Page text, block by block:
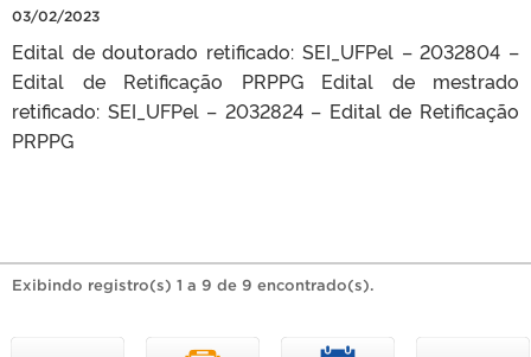
03/02/2023
Edital de doutorado retificado: SEI_UFPel – 2032804 –
Edital de Retificação PRPPG Edital de mestrado
retificado: SEI_UFPel – 2032824 – Edital de Retificação
PRPPG
Exibindo registro(s) 1 a 9 de 9 encontrado(s).